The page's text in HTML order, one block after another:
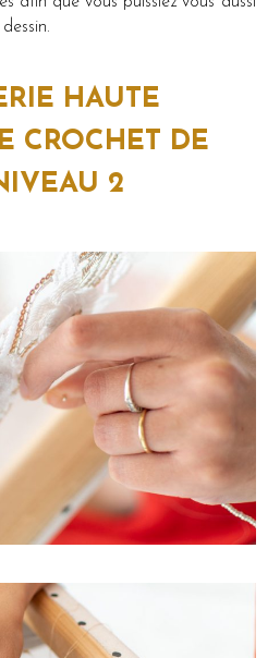
HAUTE
CROCHET DE
2